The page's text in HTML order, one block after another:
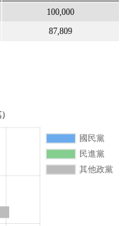
100,000
87,809